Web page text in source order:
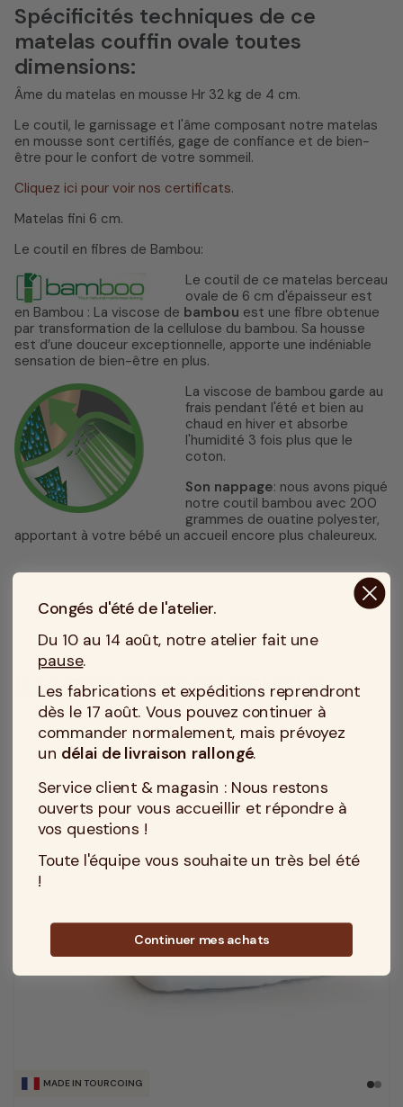
Spécificités techniques de ce
matelas couffin ovale toutes
dimensions:
Âme du matelas en mousse Hr 32 kg de 4 cm.
Le coutil, le garnissage et l'âme composant notre matelas
en mousse sont certifiés, gage de confiance et de bien-
être pour le confort de votre sommeil.
Cliquez ici pour voir nos certificats.
Matelas fini 6 cm.
Le coutil en fibres de Bambou:
Le coutil de ce matelas berceau
ovale de 6 cm d'épaisseur est
en Bambou : La viscose de bambou est une fibre obtenue
par transformation de la cellulose du bambou. Sa housse
est d’une douceur exceptionnelle, apporte une indéniable
sensation de bien-être en plus.
La viscose de bambou garde au
frais pendant l'été et bien au
chaud en hiver et absorbe
l'humidité 3 fois plus que le
coton.
Son nappage: nous avons piqué
notre coutil bambou avec 200
grammes de ouatine polyester,
apportant à votre bébé un accueil encore plus chaleureux.
ILS VONT SI BIEN ENSEMBLE...
MADE IN TOURCOING
Congés d'été de l'atelier.
Du 10 au 14 août, notre atelier fait une
pause.
Les fabrications et expéditions reprendront
dès le 17 août. Vous pouvez continuer à
commander normalement, mais prévoyez
un délai de livraison rallongé.
Service client & magasin : Nous restons
ouverts pour vous accueillir et répondre à
vos questions !
Toute l'équipe vous souhaite un très bel été
!
Continuer mes achats